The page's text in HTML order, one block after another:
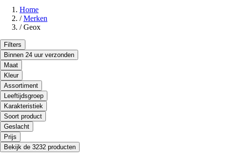
Home
/ Merken
/ Geox
Filters
Binnen 24 uur verzonden
Maat
Kleur
Assortiment
Leeftijdsgroep
Karakteristiek
Soort product
Geslacht
Prijs
Bekijk de 3232 producten